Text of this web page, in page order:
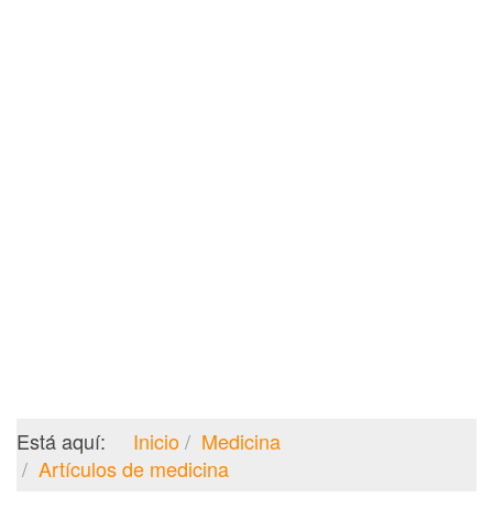
Está aquí: Inicio
Medicina
Artículos de medicina